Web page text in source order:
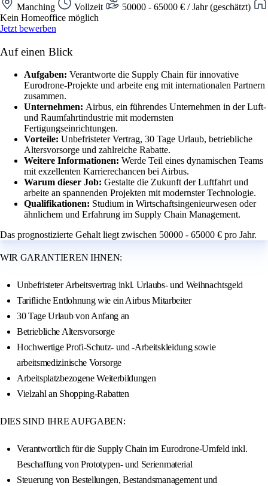
Manching Vollzeit
50000 - 65000 € / Jahr (geschätzt)
Kein Homeoffice möglich
Jetzt bewerben
Auf einen Blick
Aufgaben: Verantworte die Supply Chain für innovative
Eurodrone-Projekte und arbeite eng mit internationalen Partnern
zusammen.
Unternehmen: Airbus, ein führendes Unternehmen in der Luft-
und Raumfahrtindustrie mit modernsten
Fertigungseinrichtungen.
Vorteile: Unbefristeter Vertrag, 30 Tage Urlaub, betriebliche
Altersvorsorge und zahlreiche Rabatte.
Weitere Informationen: Werde Teil eines dynamischen Teams
mit exzellenten Karrierechancen bei Airbus.
Warum dieser Job: Gestalte die Zukunft der Luftfahrt und
arbeite an spannenden Projekten mit modernster Technologie.
Qualifikationen: Studium in Wirtschaftsingenieurwesen oder
ähnlichem und Erfahrung im Supply Chain Management.
Das prognostizierte Gehalt liegt zwischen 50000 - 65000 € pro Jahr.
WIR GARANTIEREN IHNEN:
Unbefristeter Arbeitsvertrag inkl. Urlaubs- und Weihnachtsgeld
Tarifliche Entlohnung wie ein Airbus Mitarbeiter
30 Tage Urlaub von Anfang an
Betriebliche Altersvorsorge
Hochwertige Profi-Schutz- und -Arbeitskleidung sowie
arbeitsmedizinische Vorsorge
Arbeitsplatzbezogene Weiterbildungen
Vielzahl an Shopping-Rabatten
DIES SIND IHRE AUFGABEN:
Verantwortlich für die Supply Chain im Eurodrone-Umfeld inkl.
Beschaffung von Prototypen- und Serienmaterial
Steuerung von Bestellungen, Bestandsmanagement und